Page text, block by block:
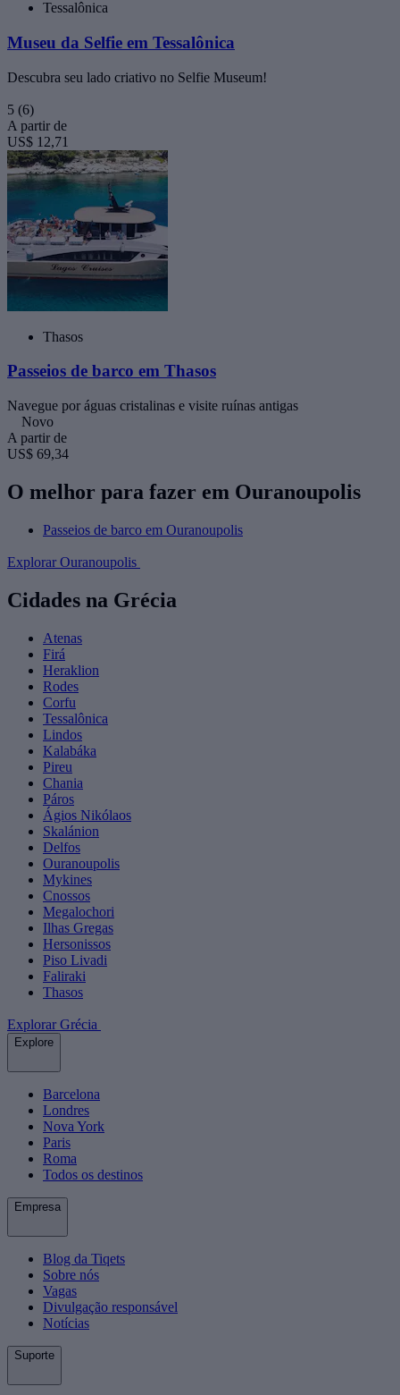
Tessalônica
Museu da Selfie em Tessalônica
Descubra seu lado criativo no Selfie Museum!
5 (6)
A partir de
US$ 12,71
Thasos
Passeios de barco em Thasos
Navegue por águas cristalinas e visite ruínas antigas
Novo
A partir de
US$ 69,34
O melhor para fazer em Ouranoupolis
Passeios de barco em Ouranoupolis
Explorar Ouranoupolis
Cidades na Grécia
Atenas
Firá
Heraklion
Rodes
Corfu
Tessalônica
Lindos
Kalabáka
Pireu
Chania
Páros
Ágios Nikólaos
Skalánion
Delfos
Ouranoupolis
Mykines
Cnossos
Megalochori
Ilhas Gregas
Hersonissos
Piso Livadi
Faliraki
Thasos
Explorar Grécia
Explore
Barcelona
Londres
Nova York
Paris
Roma
Todos os destinos
Empresa
Blog da Tiqets
Sobre nós
Vagas
Divulgação responsável
Notícias
Suporte